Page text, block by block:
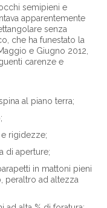
semipieni e
apparentemente
senza
che ha funestato la
e Giugno 2012,
carenze e
al piano terra;
rigidezze;
di aperture;
in mattoni pieni
peraltro ad altezza